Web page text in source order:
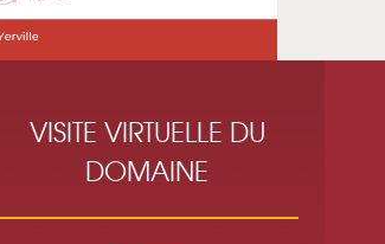
VISITE VIRTUELLE DU
DOMAINE